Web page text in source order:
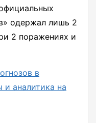
одержал лишь 2
2 поражениях и
в
и аналитика на